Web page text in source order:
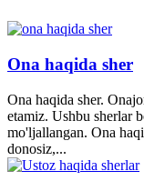
Ona haqida sher
Ona haqida sher.
etamiz. Ushbu sherlar
mo'ljallangan. Ona
donosiz,...